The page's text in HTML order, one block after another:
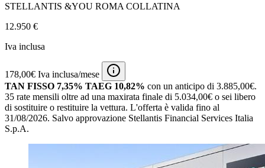
STELLANTIS &YOU ROMA COLLATINA
12.950 €
Iva inclusa
178,00€ Iva inclusa/mese
TAN FISSO 7,35% TAEG 10,82% con un anticipo di 3.885,00€.
35 rate mensili oltre ad una maxirata finale di 5.034,00€ o sei libero
di sostituire o restituire la vettura. L'offerta è valida fino al
31/08/2026. Salvo approvazione Stellantis Financial Services Italia
S.p.A.